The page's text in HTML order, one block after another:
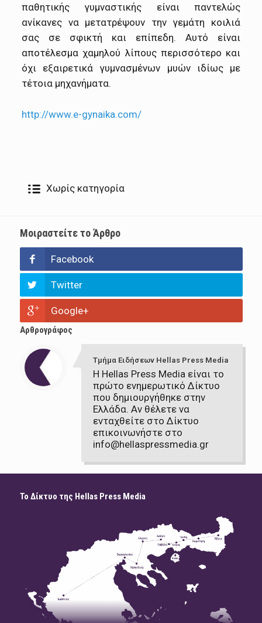
παθητικής γυμναστικής είναι παντελώς
ανίκανες να μετατρέψουν την γεμάτη κοιλιά
σας σε σφικτή και επίπεδη. Αυτό είναι
αποτέλεσμα χαμηλού λίπους περισσότερο και
όχι εξαιρετικά γυμνασμένων μυών ιδίως με
τέτοια μηχανήματα.
http://www.e-gynaika.com/
Χωρίς κατηγορία
Μοιραστείτε το Άρθρο
Facebook
Twitter
Google+
Αρθρογράφος
Τμήμα Ειδήσεων Hellas Press Media
Η Hellas Press Media είναι το
πρώτο ενημερωτικό Δίκτυο
που δημιουργήθηκε στην
Ελλάδα. Αν θέλετε να
ενταχθείτε στο Δίκτυο
επικοινωνήστε στο
info@hellaspressmedia.gr
Το Δίκτυο της Hellas Press Media